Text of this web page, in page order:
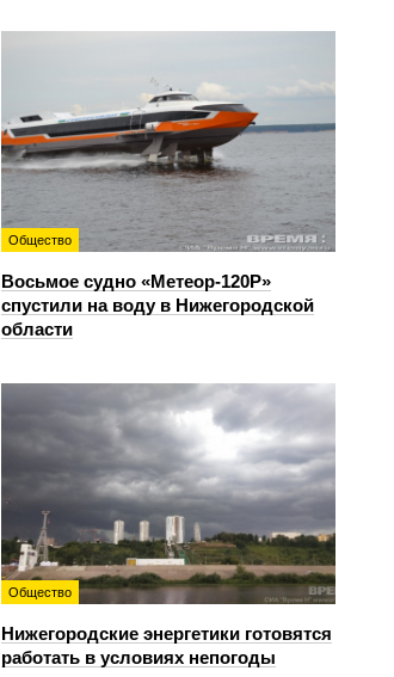
Общество
Восьмое судно «Метеор-120Р»
спустили на воду в Нижегородской
области
Общество
Нижегородские энергетики готовятся
работать в условиях непогоды